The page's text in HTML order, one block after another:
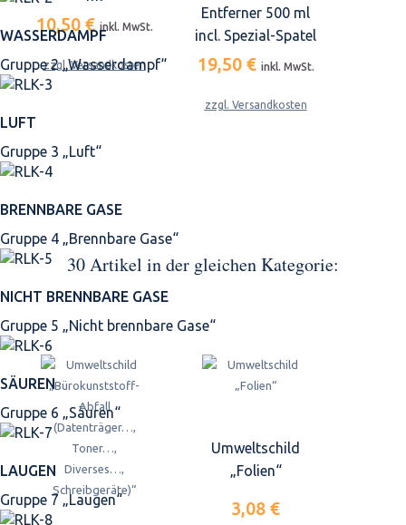
WASSERDAMPF
Gruppe 2 „Wasserdampf“
LUFT
Gruppe 3 „Luft“
BRENNBARE GASE
Gruppe 4 „Brennbare Gase“
NICHT BRENNBARE GASE
Gruppe 5 „Nicht brennbare Gase“
SÄUREN
Gruppe 6 „Säuren“
LAUGEN
Gruppe 7 „Laugen“
10,50 € inkl. MwSt.
zzgl. Versandkosten
Entferner 500 ml
incl. Spezial-Spatel
19,50 € inkl. MwSt.
zzgl. Versandkosten
30 Artikel in der gleichen Kategorie:
Umweltschild
„Folien“
3,08 €